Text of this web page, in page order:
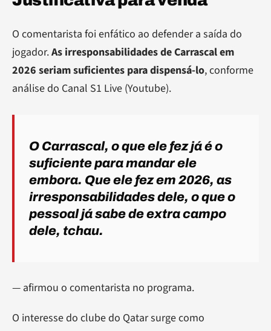
O comentarista foi enfático ao defender a saída do
jogador.As irresponsabilidades de Carrascal em
2026 seriam suficientes para dispensá-lo, conforme
análise do Canal S1 Live (Youtube).
O Carrascal, o que ele fez já é o
suficiente para mandar ele
embora. Que ele fez em 2026, as
irresponsabilidades dele, o que o
pessoal já sabe de extra campo
dele, tchau.
— afirmou o comentarista no programa.
O interesse do clube do Qatar surge como